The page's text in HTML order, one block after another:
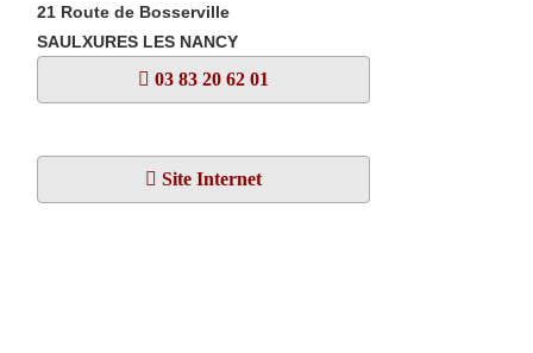
21 Route de Bosserville
SAULXURES LES NANCY
03 83 20 62 01
Site Internet